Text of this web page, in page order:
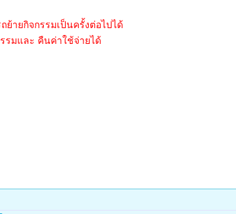
ายกิจกรรมเป็นครั้งต่อไปได้
รมและ คืนค่าใช้จ่ายได้